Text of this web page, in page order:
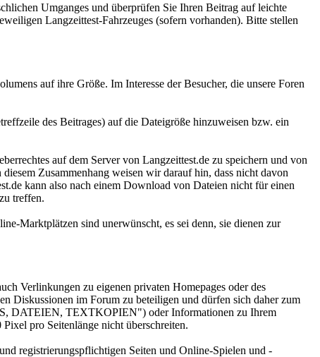
Umganges und überprüfen Sie Ihren Beitrag auf leichte
Langzeittest-Fahrzeuges (sofern vorhanden). Bitte stellen
auf ihre Größe. Im Interesse der Besucher, die unsere Foren
des Beitrages) auf die Dateigröße hinzuweisen bzw. ein
auf dem Server von Langzeittest.de zu speichern und von
Zusammenhang weisen wir darauf hin, dass nicht davon
kann also nach einem Download von Dateien nicht für einen
treffen.
Marktplätzen sind unerwünscht, es sei denn, sie dienen zur
Verlinkungen zu eigenen privaten Homepages oder des
Diskussionen im Forum zu beteiligen und dürfen sich daher zum
DATEIEN, TEXTKOPIEN") oder Informationen zu Ihrem
pro Seitenlänge nicht überschreiten.
registrierungspflichtigen Seiten und Online-Spielen und -